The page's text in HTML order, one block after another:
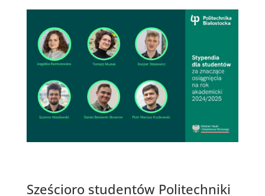
Sześcioro studentów Politechniki